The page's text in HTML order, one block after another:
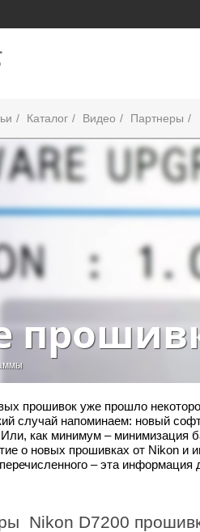
Каталог Видео Партнеры
прошивок уже прошло
случай напоминаем: новый
как минимум – минимизация
о новых прошивках от Nikon и
– эта информация
Nikon D7200